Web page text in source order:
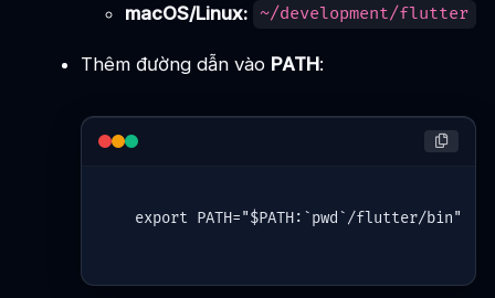
macOS/Linux: ~/development/flutter
Thêm đường dẫn vào PATH:
export PATH="$PATH